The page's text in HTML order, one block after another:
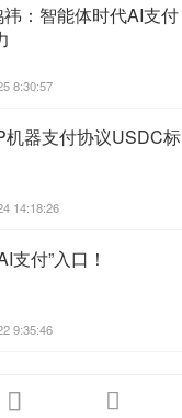
：智能体时代AI支付
8:30:57
器支付协议USDC标
14:18:26
支付”入口！
9:35:46
 